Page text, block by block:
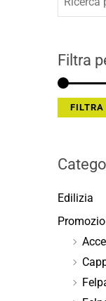
Filtra
FILTRA
Edilizia